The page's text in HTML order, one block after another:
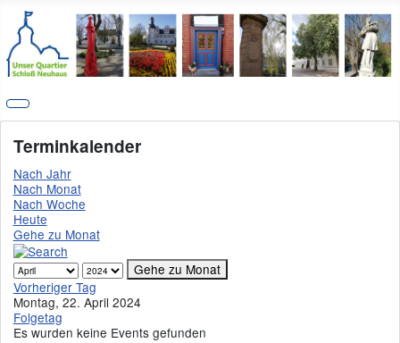
Terminkalender
Nach Jahr
Nach Monat
Nach Woche
Heute
Gehe zu Monat
Gehe zu Monat
Vorheriger Tag
Montag, 22. April 2024
Folgetag
Es wurden keine Events gefunden